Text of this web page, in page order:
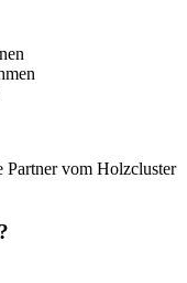
Partner vom Holzcluster